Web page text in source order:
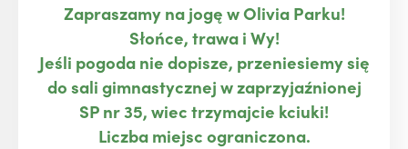
Zapraszamy na jogę w Olivia Parku!
Słońce, trawa i Wy!
Jeśli pogoda nie dopisze, przeniesiemy się
do sali gimnastycznej w zaprzyjaźnionej
SP nr 35, wiec trzymajcie kciuki!
Liczba miejsc ograniczona.